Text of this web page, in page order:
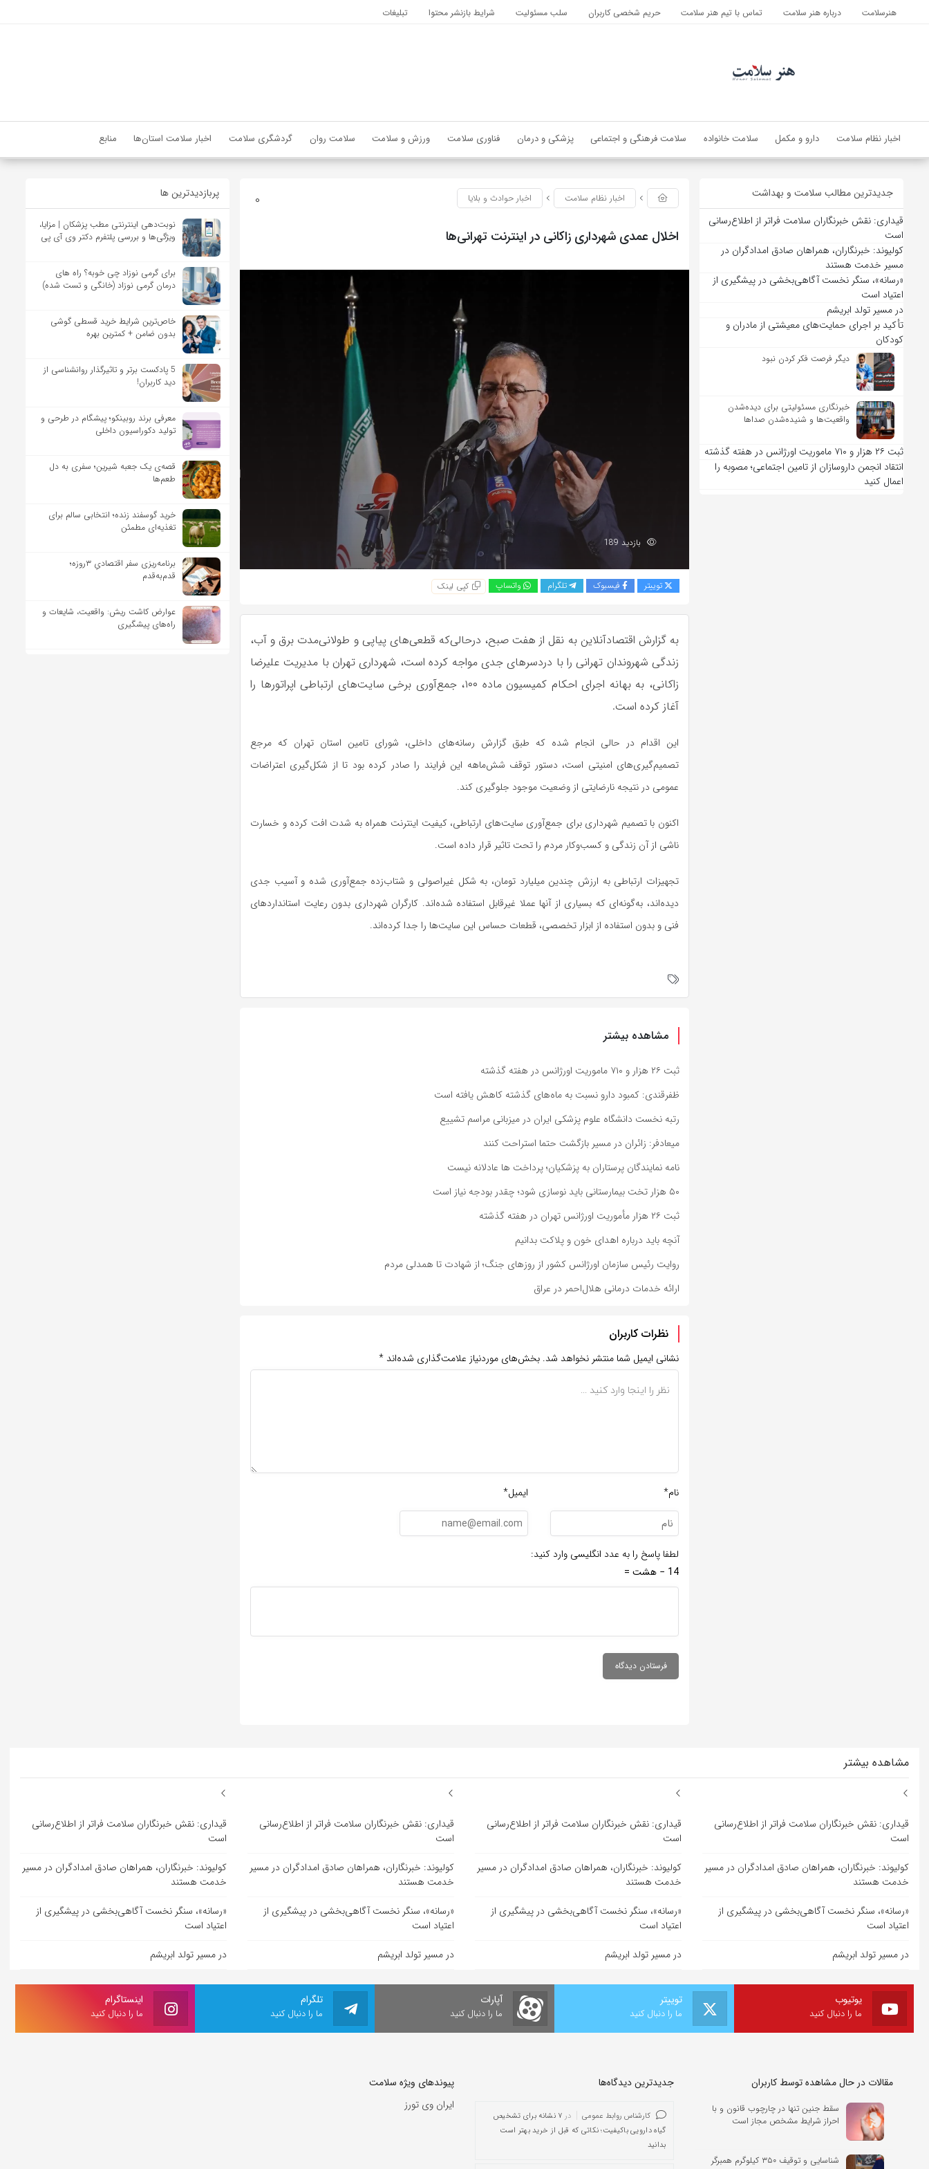
هنرسلامت درباره هنر سلامت تماس با تیم هنر سلامت حریم شخصی کاربران سلب مسئولیت شرایط بازنشر محتوا تبلیغات
اخبار نظام سلامت دارو و مکمل سلامت خانواده سلامت فرهنگی و اجتماعی پزشکی و درمان فناوری سلامت ورزش و سلامت سلامت روان گردشگری سلامت اخبار سلامت استان‌ها منابع
جدیدترین مطالب سلامت و بهداشت
قیداری: نقش خبرنگاران سلامت فراتر از اطلاع‌رسانی
است
کولیوند: خبرنگاران، همراهان صادق امدادگران در
مسیر خدمت هستند
«رسانه»، سنگر نخست آگاهی‌بخشی در پیشگیری از
اعتیاد است
در مسیر تولد ابریشم
تأکید بر اجرای حمایت‌های معیشتی از مادران و
کودکان
دیگر فرصت فکر کردن نبود
خبرنگاری مسئولیتی برای دیده‌شدن
واقعیت‌ها و شنیده‌شدن صداها
ثبت ۲۶ هزار و ۷۱۰ ماموریت اورژانس در هفته گذشته
انتقاد انجمن داروسازان از تامین اجتماعی؛ مصوبه را
اعمال کنید
0 اخبار نظام سلامت اخبار حوادث و بلایا
اخلال عمدی شهرداری زاکانی در اینترنت تهرانی‌ها
بازدید 189
توییتر فیسبوک تلگرام واتساپ کپی لینک
به گزارش اقتصادآنلاین به نقل از هفت صبح، درحالی‌که قطعی‌های پیاپی و طولانی‌مدت برق و آب،
زندگی شهروندان تهرانی را با دردسر‌های جدی مواجه کرده است، شهرداری تهران با مدیریت علیرضا
زاکانی، به بهانه اجرای احکام کمیسیون ماده ۱۰۰، جمع‌آوری برخی سایت‌های ارتباطی اپراتور‌ها را
آغاز کرده است.
این اقدام در حالی انجام شده که طبق گزارش رسانه‌های داخلی، شورای تامین استان تهران که مرجع
تصمیم‌گیری‌های امنیتی است، دستور توقف شش‌ماهه این فرایند را صادر کرده بود تا از شکل‌گیری اعتراضات
عمومی در نتیجه نارضایتی از وضعیت موجود جلوگیری کند.
اکنون با تصمیم شهرداری برای جمع‌آوری سایت‌های ارتباطی، کیفیت اینترنت همراه به شدت افت کرده و خسارت
ناشی از آن زندگی و کسب‌وکار مردم را تحت تاثیر قرار داده است.
تجهیزات ارتباطی به ارزش چندین میلیارد تومان، به شکل غیراصولی و شتاب‌زده جمع‌آوری شده و آسیب جدی
دیده‌اند، به‌گونه‌ای که بسیاری از آنها عملا غیرقابل استفاده شده‌اند. کارگران شهرداری بدون رعایت استاندارد‌های
فنی و بدون استفاده از ابزار تخصصی، قطعات حساس این سایت‌ها را جدا کرده‌اند.
مشاهده بیشتر
ثبت ۲۶ هزار و ۷۱۰ ماموریت اورژانس در هفته گذشته
ظفرقندی: کمبود دارو نسبت به ماه‌های گذشته کاهش یافته است
رتبه نخست دانشگاه علوم پزشکی ایران در میزبانی مراسم تشییع
میعادفر: زائران در مسیر بازگشت حتما استراحت کنند
نامه نمایندگان پرستاران به پزشکیان؛ پرداخت ها عادلانه نیست
۵۰ هزار تخت بیمارستانی باید نوسازی شود؛ چقدر بودجه نیاز است
ثبت ۲۶ هزار مأموریت اورژانس تهران در هفته گذشته
آنچه باید درباره اهدای خون و پلاکت بدانیم
روایت رئیس سازمان اورژانس کشور از روزهای جنگ؛ از شهادت تا همدلی مردم
ارائه خدمات درمانی هلال‌احمر در عراق
نظرات کاربران
نشانی ایمیل شما منتشر نخواهد شد. بخش‌های موردنیاز علامت‌گذاری شده‌اند *
نام* ایمیل*
لطفا پاسخ را به عدد انگلیسی وارد کنید:
14 − هشت =
پربازدیدترین ها
نوبت‌دهی اینترنتی مطب پزشکان | مزایا،
ویژگی‌ها و بررسی پلتفرم دکتر وی آی پی
برای گرمی نوزاد چی خوبه؟ راه های
درمان گرمی نوزاد (خانگی و تست شده)
خاص‌ترین شرایط خرید قسطی گوشی
بدون ضامن + کمترین بهره
5 پادکست برتر و تاثیرگذار روانشناسی از
دید کاربران!
معرفی برند روبینکو؛ پیشگام در طرحی و
تولید دکوراسیون داخلی
قصه‌ی یک جعبه شیرین؛ سفری به دل
طعم‌ها
خرید گوسفند زنده؛ انتخابی سالم برای
تغذیه‌ای مطمئن
برنامه‌ریزی سفر اقتصادیِ ۳روزه؛
قدم‌به‌قدم
عوارض کاشت ریش: واقعیت، شایعات و
راه‌های پیشگیری
مشاهده بیشتر
قیداری: نقش خبرنگاران سلامت فراتر از اطلاع‌رسانی
است
کولیوند: خبرنگاران، همراهان صادق امدادگران در مسیر
خدمت هستند
«رسانه»، سنگر نخست آگاهی‌بخشی در پیشگیری از
اعتیاد است
در مسیر تولد ابریشم
قیداری: نقش خبرنگاران سلامت فراتر از اطلاع‌رسانی
است
کولیوند: خبرنگاران، همراهان صادق امدادگران در مسیر
خدمت هستند
«رسانه»، سنگر نخست آگاهی‌بخشی در پیشگیری از
اعتیاد است
در مسیر تولد ابریشم
قیداری: نقش خبرنگاران سلامت فراتر از اطلاع‌رسانی
است
کولیوند: خبرنگاران، همراهان صادق امدادگران در مسیر
خدمت هستند
«رسانه»، سنگر نخست آگاهی‌بخشی در پیشگیری از
اعتیاد است
در مسیر تولد ابریشم
قیداری: نقش خبرنگاران سلامت فراتر از اطلاع‌رسانی
است
کولیوند: خبرنگاران، همراهان صادق امدادگران در مسیر
خدمت هستند
«رسانه»، سنگر نخست آگاهی‌بخشی در پیشگیری از
اعتیاد است
در مسیر تولد ابریشم
اینستاگرام
ما را دنبال کنید
تلگرام
ما را دنبال کنید
آپارات
ما را دنبال کنید
توییتر
ما را دنبال کنید
یوتیوب
ما را دنبال کنید
مقالات در حال مشاهده توسط کاربران
سقط جنین تنها در چارچوب قانون و با
احراز شرایط مشخص مجاز است
شناسایی و توقیف ۳۵۰ کیلوگرم همبرگر
جدیدترین دیدگاه‌‌ها
کارشناس روابط عمومی در
۷ نشانه برای تشخیص
گیاه دارویی باکیفیت؛ نکاتی که قبل از خرید بهتر است
بدانید
پیوندهای ویژه سلامت
ایران وی تورز